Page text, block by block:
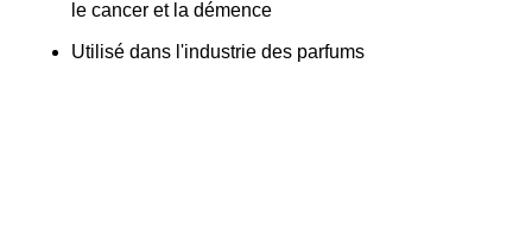
le cancer et la démence
Utilisé dans l'industrie des parfums